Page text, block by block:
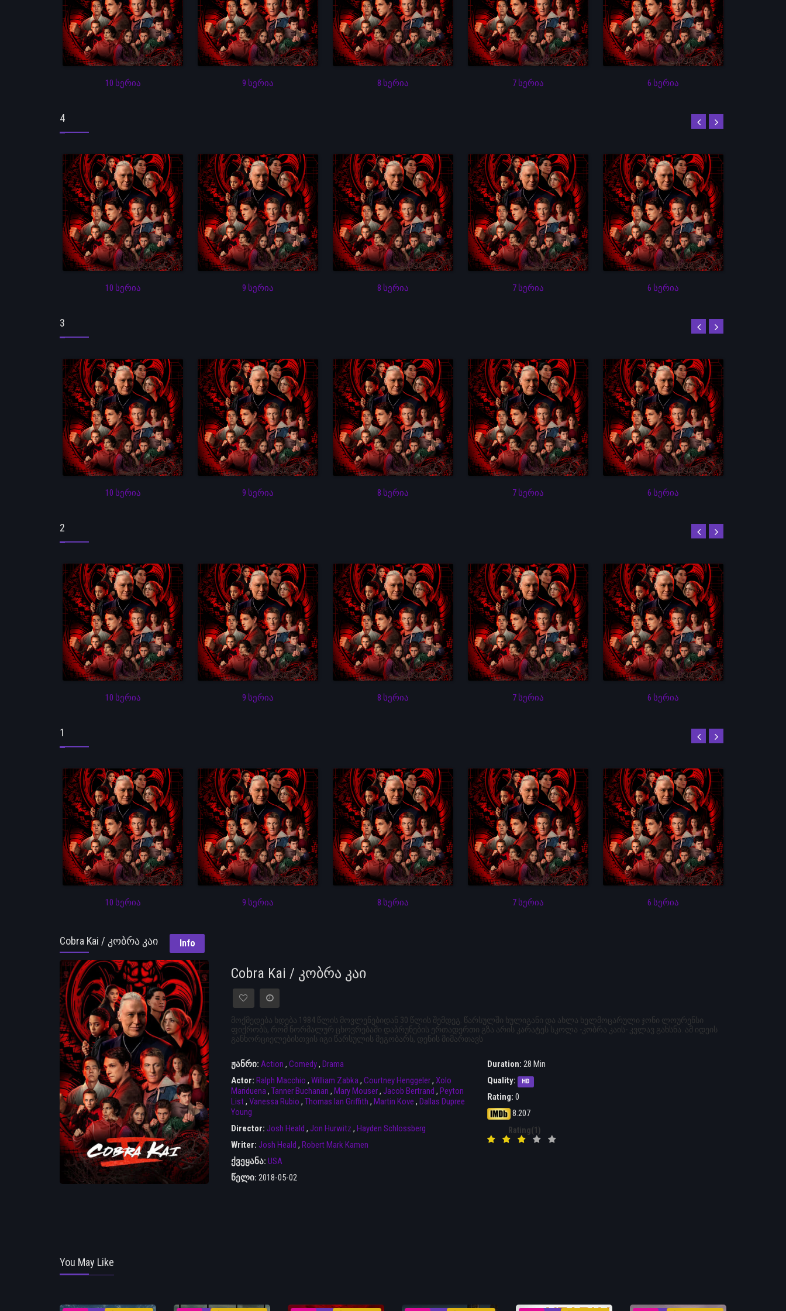
10 სერია 9 სერია 8 სერია 7 სერია 6 სერია
4
10 სერია 9 სერია 8 სერია 7 სერია 6 სერია
3
10 სერია 9 სერია 8 სერია 7 სერია 6 სერია
2
10 სერია 9 სერია 8 სერია 7 სერია 6 სერია
1
10 სერია 9 სერია 8 სერია 7 სერია 6 სერია
Cobra Kai / კობრა კაი Info
Cobra Kai / კობრა კაი
მოქმედება ხდება 1984 წლის მოვლენებიდან 30 წლის შემდეგ. წარსულში ხულიგანი და ახლა ხელმოცარული ჯონი ლოურენსი
ფიქრობს, რომ ნორმალურ ცხოვრებაში დაბრუნების ერთადერთი გზა არის კარატეს სკოლა -კობრა კაის- კვლავ გახსნა. ამ იდეის
განხორციელებისთვის იგი წარსულის მეგობარს, დენის მიმართავს
ჟანრი: Action , Comedy, Drama
Actor: Ralph Macchio , William Zabka, Courtney Henggeler, Xolo
Mariduena, Tanner Buchanan , Mary Mouser, Jacob Bertrand , Peyton
List, Vanessa Rubio , Thomas Ian Griffith , Martin Kove , Dallas Dupree
Young
Director: Josh Heald , Jon Hurwitz , Hayden Schlossberg
Writer: Josh Heald , Robert Mark Kamen
ქვეყანა: USA
წელი: 2018-05-02
Duration: 28 Min
Quality:
HD
Rating: 0
8.207
Rating(1)
You May Like